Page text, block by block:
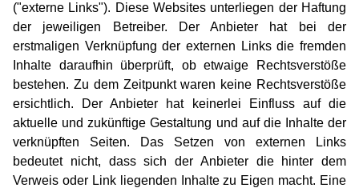
("externe Links"). Diese Websites unterliegen der Haftung
der jeweiligen Betreiber. Der Anbieter hat bei der
erstmaligen Verknüpfung der externen Links die fremden
Inhalte daraufhin überprüft, ob etwaige Rechtsverstöße
bestehen. Zu dem Zeitpunkt waren keine Rechtsverstöße
ersichtlich. Der Anbieter hat keinerlei Einfluss auf die
aktuelle und zukünftige Gestaltung und auf die Inhalte der
verknüpften Seiten. Das Setzen von externen Links
bedeutet nicht, dass sich der Anbieter die hinter dem
Verweis oder Link liegenden Inhalte zu Eigen macht. Eine